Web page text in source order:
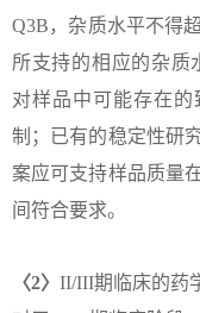
Q3B，杂质水平不得
所支持的相应的杂质
对样品中可能存在
制；已有的稳定性研
案应可支持样品质量
间符合要求。
〈2〉 II/III期临床的药